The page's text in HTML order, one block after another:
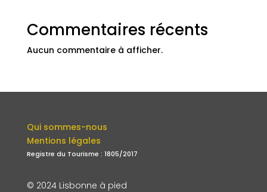
Commentaires récents
Aucun commentaire à afficher.
Qui sommes-nous
Mentions légales
Registre du Tourisme : 1805/2017
© 2024 Lisbonne à pied